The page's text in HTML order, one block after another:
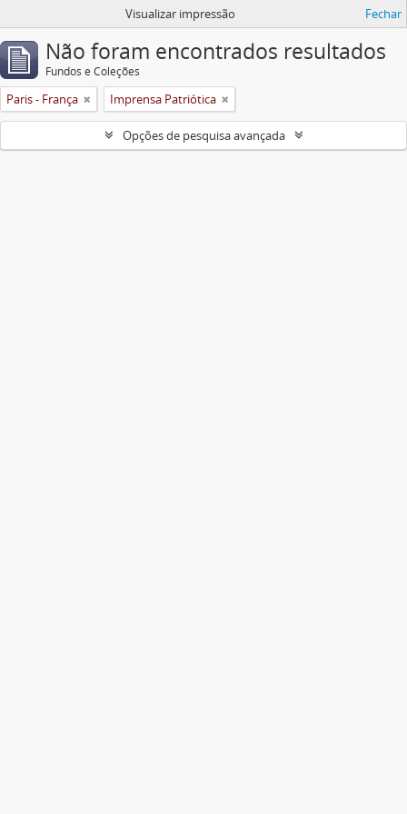
Visualizar impressão Fechar
Não foram encontrados resultados
Fundos e Coleções
Paris - França Imprensa Patriótica
Opções de pesquisa avançada